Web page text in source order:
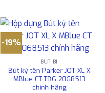
-19%
BÚT BI
Bút ký tên Parker JOT XL X
MBlue CT TB6 2068513
chính hãng